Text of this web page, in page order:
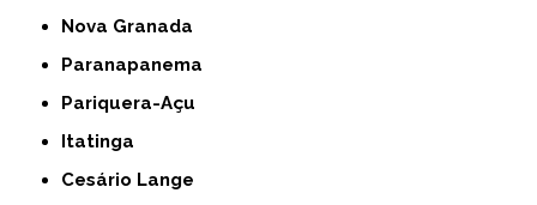
Nova Granada
Paranapanema
Pariquera-Açu
Itatinga
Cesário Lange